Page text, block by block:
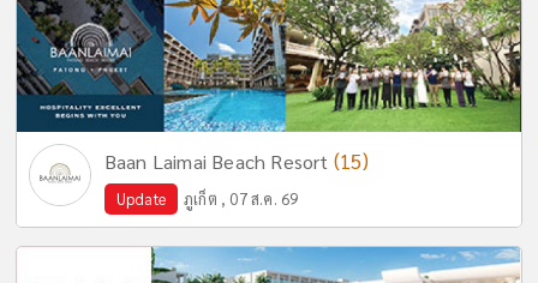
Baan Laimai Beach Resort (15)
Update ภูเก็ต , 07 ส.ค. 69